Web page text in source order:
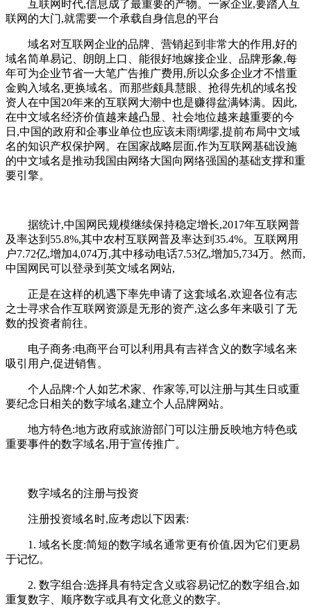
互联网时代,信息成了最重要的产物。一家企业,要踏入互
联网的大门,就需要一个承载自身信息的平台
域名对互联网企业的品牌、营销起到非常大的作用,好的
域名简单易记、朗朗上口、能很好地嫁接企业、品牌形象,每
年可为企业节省一大笔广告推广费用,所以众多企业才不惜重
金购入域名,更换域名。而那些颇具慧眼、抢得先机的域名投
资人在中国20年来的互联网大潮中也是赚得盆满钵满。因此,
在中文域名经济价值越来越凸显、社会地位越来越重要的今
日,中国的政府和企事业单位也应该未雨绸缪,提前布局中文域
名的知识产权保护网。在国家战略层面,作为互联网基础设施
的中文域名是推动我国由网络大国向网络强国的基础支撑和重
要引擎。
据统计,中国网民规模继续保持稳定增长,2017年互联网普
及率达到55.8%,其中农村互联网普及率达到35.4%。互联网用
户7.72亿,增加4,074万,其中移动电话7.53亿,增加5,734万。然而,
中国网民可以登录到英文域名网站,
正是在这样的机遇下率先申请了这套域名,欢迎各位有志
之士寻求合作互联网资源是无形的资产,这么多年来吸引了无
数的投资者前往。
电子商务:电商平台可以利用具有吉祥含义的数字域名来
吸引用户,促进销售。
个人品牌:个人如艺术家、作家等,可以注册与其生日或重
要纪念日相关的数字域名,建立个人品牌网站。
地方特色:地方政府或旅游部门可以注册反映地方特色或
重要事件的数字域名,用于宣传推广。
数字域名的注册与投资
注册投资域名时,应考虑以下因素:
1. 域名长度:简短的数字域名通常更有价值,因为它们更易
于记忆。
2. 数字组合:选择具有特定含义或容易记忆的数字组合,如
重复数字、顺序数字或具有文化意义的数字。